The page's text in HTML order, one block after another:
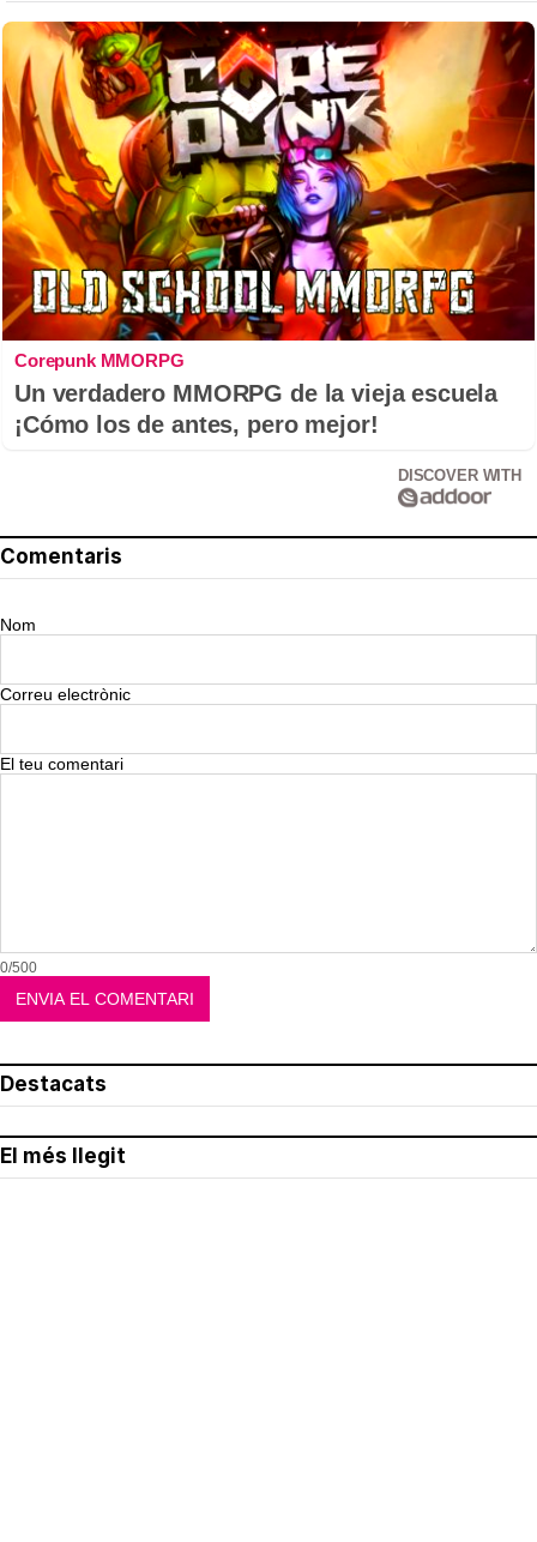
Corepunk MMORPG
Un verdadero MMORPG de la vieja escuela
¡Cómo los de antes, pero mejor!
DISCOVER WITH
Comentaris
Nom
Correu electrònic
El teu comentari
0/500
Destacats
El més llegit